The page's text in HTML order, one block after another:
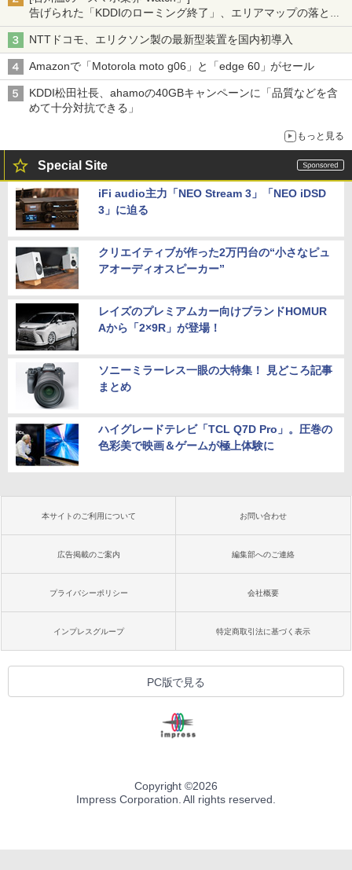
告げられた「KDDIのローミング終了」、エリアマップの落とし
穴と楽天モバイルの課題
NTTドコモ、エリクソン製の最新型装置を国内初導入
Amazonで「Motorola moto g06」と「edge 60」がセール
KDDI松田社長、ahamoの40GBキャンペーンに「品質などを含
めて十分対抗できる」
もっと見る
Special Site
iFi audio主力「NEO Stream 3」「NEO iDSD
3」に迫る
クリエイティブが作った2万円台の“小さなピュ
アオーディオスピーカー”
レイズのプレミアムカー向けブランドHOMUR
Aから「2×9R」が登場！
ソニーミラーレス一眼の大特集！ 見どころ記事
まとめ
ハイグレードテレビ「TCL Q7D Pro」。圧巻の
色彩美で映画＆ゲームが極上体験に
本サイトのご利用について お問い合わせ
広告掲載のご案内 編集部へのご連絡
プライバシーポリシー 会社概要
インプレスグループ 特定商取引法に基づく表示
PC版で見る
Copyright ©2026
Impress Corporation. All rights reserved.